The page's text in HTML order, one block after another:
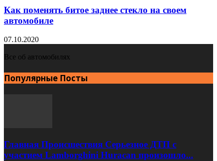
Как поменять битое заднее стекло на своем
автомобиле
07.10.2020
Все об автомобилях
Популярные Посты
Главная Происшествия Серьезное ДТП с
участием Lamborghini Huracan произошло...